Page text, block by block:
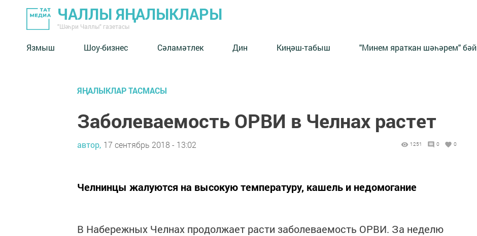
ЧАЛЛЫ ЯҢАЛЫКЛАРЫ
"Шәһри Чаллы" газетасы
Язмыш Шоу-бизнес Сәламәтлек Дин Киңәш-табыш "Минем яраткан шәһәрем"
ЯҢАЛЫКЛАР ТАСМАСЫ
Заболеваемость ОРВИ в Челнах растет
автор, 17 сентябрь 2018 - 13:02 1251 0 0
Челнинцы жалуются на высокую температуру, кашель и недомогание
В Набережных Челнах продолжает расти заболеваемость ОРВИ. За неделю